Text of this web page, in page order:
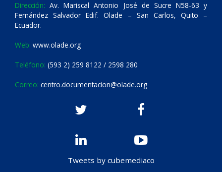
Dirección: Av. Mariscal Antonio José de Sucre N58-63 y
Fernández Salvador Edif. Olade – San Carlos, Quito –
Ecuador.
Web: www.olade.org
Teléfono: (593 2) 259 8122 / 2598 280
Correo: centro.documentacion@olade.org
Tweets by cubemediaco